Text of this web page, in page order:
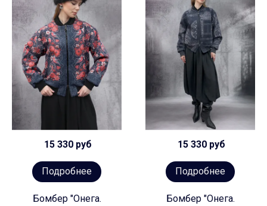
15 330 руб
Подробнее
Бомбер "Онега.
15 330 руб
Подробнее
Бомбер "Онега.